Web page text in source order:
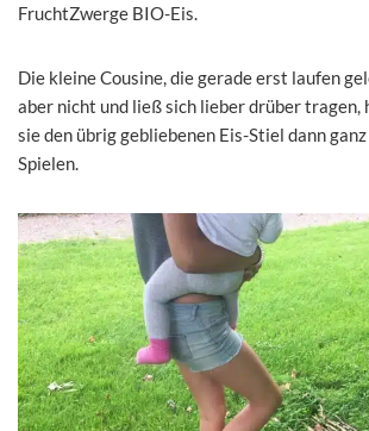
FruchtZwerge BIO-Eis.
Die kleine Cousine, die gerade erst laufen
aber nicht und ließ sich lieber drüber tragen,
sie den übrig gebliebenen Eis-Stiel dann
Spielen.